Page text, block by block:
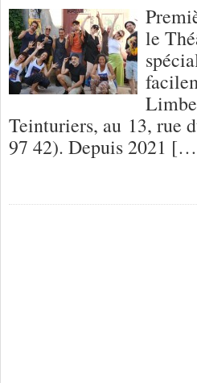
le
Teinturiers, au 13, rue
97 42). Depuis 2021